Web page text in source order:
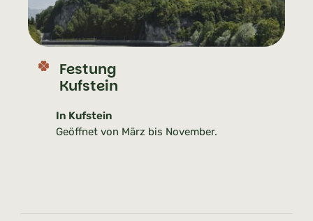
Festung
Kufstein
In Kufstein
Geöffnet von März bis November.